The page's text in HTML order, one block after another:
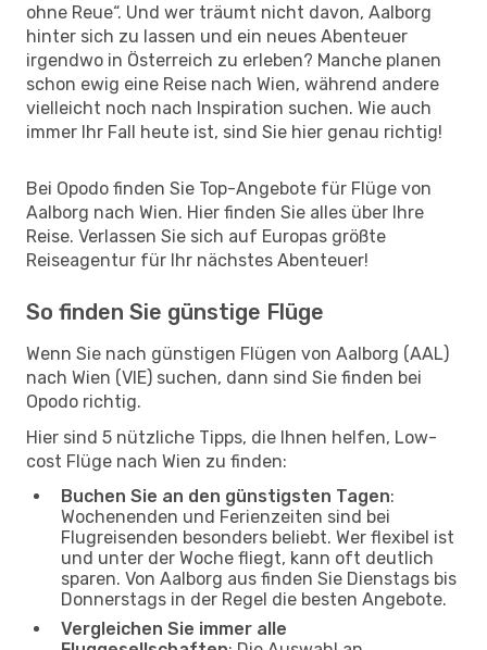
ohne Reue“. Und wer träumt nicht davon, Aalborg
hinter sich zu lassen und ein neues Abenteuer
irgendwo in Österreich zu erleben? Manche planen
schon ewig eine Reise nach Wien, während andere
vielleicht noch nach Inspiration suchen. Wie auch
immer Ihr Fall heute ist, sind Sie hier genau richtig!
Bei Opodo finden Sie Top-Angebote für Flüge von
Aalborg nach Wien. Hier finden Sie alles über Ihre
Reise. Verlassen Sie sich auf Europas größte
Reiseagentur für Ihr nächstes Abenteuer!
So finden Sie günstige Flüge
Wenn Sie nach günstigen Flügen von Aalborg (AAL)
nach Wien (VIE) suchen, dann sind Sie finden bei
Opodo richtig.
Hier sind 5 nützliche Tipps, die Ihnen helfen, Low-
cost Flüge nach Wien zu finden:
Buchen Sie an den günstigsten Tagen:
Wochenenden und Ferienzeiten sind bei
Flugreisenden besonders beliebt. Wer flexibel ist
und unter der Woche fliegt, kann oft deutlich
sparen. Von Aalborg aus finden Sie Dienstags bis
Donnerstags in der Regel die besten Angebote.
Vergleichen Sie immer alle